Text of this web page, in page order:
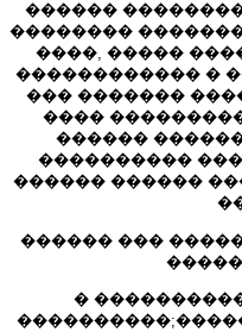
������
��������
����, �����
������������ �
��� �������
����
������
����������
������ ������
������ ���
�